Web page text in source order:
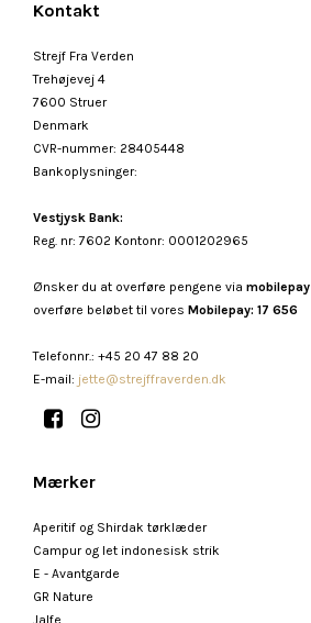
Kontakt
Strejf Fra Verden
Trehøjevej 4
7600 Struer
Denmark
CVR-nummer: 28405448
Bankoplysninger:
Vestjysk Bank:
Reg. nr: 7602 Kontonr: 0001202965
Ønsker du at overføre pengene via mobilepay
overføre beløbet til vores Mobilepay: 17 656
Telefonnr.: +45 20 47 88 20
E-mail: jette@strejffraverden.dk
Mærker
Aperitif og Shirdak tørklæder
Campur og let indonesisk strik
E - Avantgarde
GR Nature